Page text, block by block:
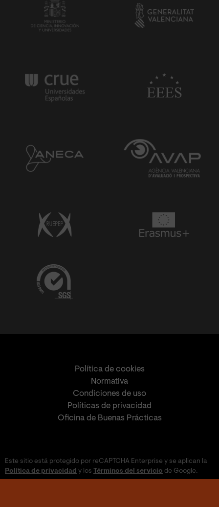
Política de cookies
Normativa
Condiciones de uso
Políticas de privacidad
Oficina de Buenas Prácticas
Este sitio está protegido por reCAPTCHA Enterprise y se aplican la
Política de privacidad y los Términos del servicio de Google.